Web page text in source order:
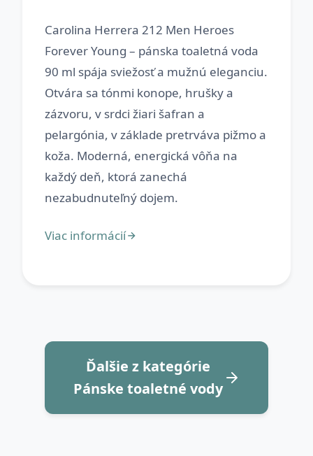
Carolina Herrera 212 Men Heroes
Forever Young – pánska toaletná voda
90 ml spája sviežosť a mužnú eleganciu.
Otvára sa tónmi konope, hrušky a
zázvoru, v srdci žiari šafran a
pelargónia, v základe pretrváva pižmo a
koža. Moderná, energická vôňa na
každý deň, ktorá zanechá
Ďalšie z kategórie
Pánske toaletné vody